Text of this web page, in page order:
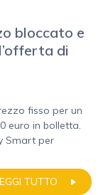
bloccato e
di
fisso per un
euro in bolletta.
Smart per
TUTTO